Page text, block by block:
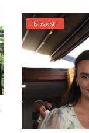
Novosti